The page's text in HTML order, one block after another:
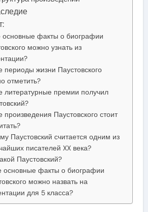
основные факты о биографии
можно узнать из
периоды жизни Паустовского
отметить?
литературные премии получил
произведения Паустовского стоит
Паустовский считается одним из
писателей XX века?
Паустовский?
основные факты о биографии
можно назвать на
для 5 класса?